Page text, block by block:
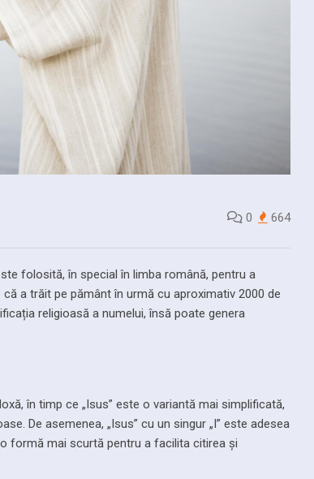
0 664
folosită, în special în limba română, pentru a
a trăit pe pământ în urmă cu aproximativ 2000 de
religioasă a numelui, însă poate genera
în timp ce „Isus” este o variantă mai simplificată,
De asemenea, „Isus” cu un singur „I” este adesea
formă mai scurtă pentru a facilita citirea și